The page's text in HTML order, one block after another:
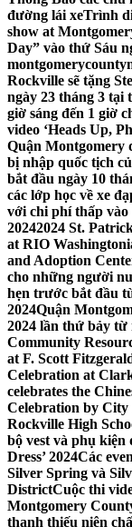
đường lái xeTrình
show at
Day” vào thứ Sáu
Rockville sẽ tặng
ngày 23 tháng 3 tại
giờ sáng đến 1 giờ
video ‘Heads Up,
Quận Montgomery
bị nhập quốc tịch
bắt đầu ngày 10
các lớp học về xe
với chi phí thấp vào
20242024 St.
at RIO
and Adoption
cho những người
hẹn trước bắt đầu
2024Quận
2024 lần thứ bảy từ
Community
at F. Scott
Celebration at
celebrates the
Celebration by
Rockville High
bộ vest và phụ kiện
Dress’ 2024Các
Silver Spring và
DistrictCuộc thi
Montgomery
thanh thiếu niên